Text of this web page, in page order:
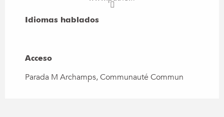
Idiomas hablados
Idiomas hablados
Acceso
Acceso
Parada M Archamps, Communauté Commun